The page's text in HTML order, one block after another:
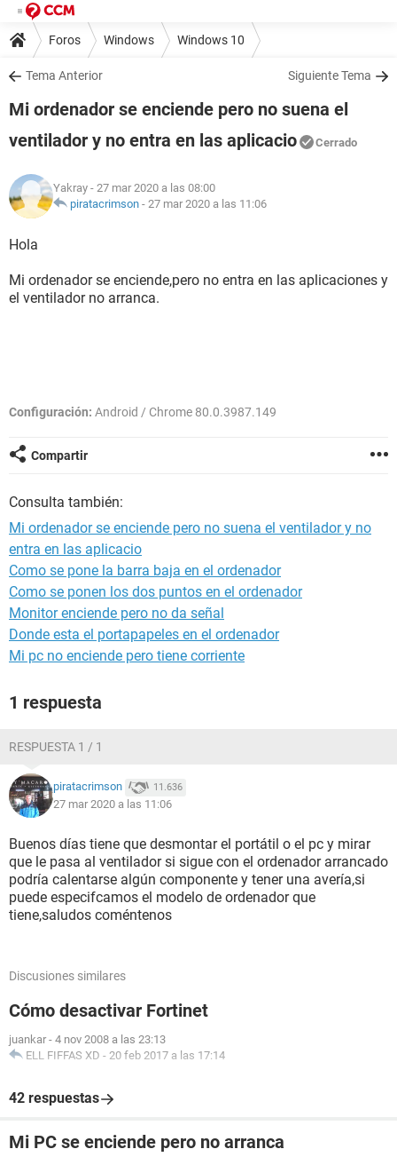
Foros Windows Windows 10
Tema Anterior Siguiente Tema
Mi ordenador se enciende pero no suena el
ventilador y no entra en las aplicacio
Cerrado
Yakray - 27 mar 2020 a las 08:00
piratacrimson - 27 mar 2020 a las 11:06
Hola
Mi ordenador se enciende,pero no entra en las aplicaciones y
el ventilador no arranca.
Configuración: Android / Chrome 80.0.3987.149
Compartir
Consulta también:
Mi ordenador se enciende pero no suena el ventilador y no
entra en las aplicacio
Como se pone la barra baja en el ordenador
Como se ponen los dos puntos en el ordenador
Monitor enciende pero no da señal
Donde esta el portapapeles en el ordenador
Mi pc no enciende pero tiene corriente
1 respuesta
RESPUESTA 1 / 1
piratacrimson 11.636
27 mar 2020 a las 11:06
Buenos días tiene que desmontar el portátil o el pc y mirar
que le pasa al ventilador si sigue con el ordenador arrancado
podría calentarse algún componente y tener una avería,si
puede especifcamos el modelo de ordenador que
tiene,saludos coméntenos
Discusiones similares
Cómo desactivar Fortinet
juankar - 4 nov 2008 a las 23:13
ELL FIFFAS XD - 20 feb 2017 a las 17:14
42 respuestas
Mi PC se enciende pero no arranca